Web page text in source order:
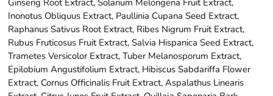
Inonotus Obliquus Extract, Paullinia Cupana Seed Extract,
Raphanus Sativus Root Extract, Ribes Nigrum Fruit Extract,
Rubus Fruticosus Fruit Extract, Salvia Hispanica Seed Extract,
Trametes Versicolor Extract, Tuber Melanosporum Extract,
Epilobium Angustifolium Extract, Hibiscus Sabdariffa Flower
Extract, Cornus Officinalis Fruit Extract, Aspalathus Linearis